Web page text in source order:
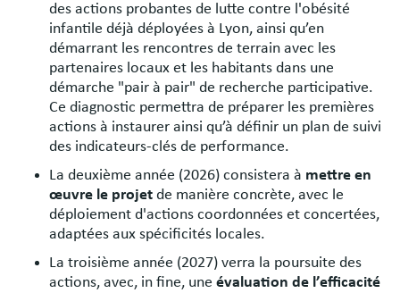
des actions probantes de lutte contre l'obésité
infantile déjà déployées à Lyon, ainsi qu’en
démarrant les rencontres de terrain avec les
partenaires locaux et les habitants dans une
démarche "pair à pair" de recherche participative.
Ce diagnostic permettra de préparer les premières
actions à instaurer ainsi qu’à définir un plan de suivi
des indicateurs-clés de performance.
La deuxième année (2026) consistera à mettre en
œuvre le projet de manière concrète, avec le
déploiement d'actions coordonnées et concertées,
adaptées aux spécificités locales.
La troisième année (2027) verra la poursuite des
actions, avec, in fine, une évaluation de l’efficacité